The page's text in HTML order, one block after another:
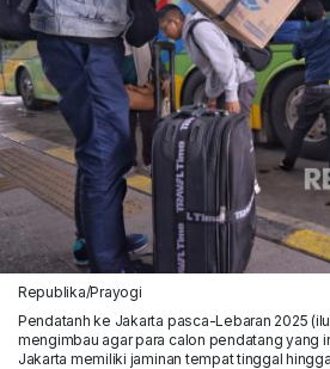
Republika/Prayogi
Pendatanh ke Jakarta pasca-Lebaran 2025
mengimbau agar para calon pendatang yang
Jakarta memiliki jaminan tempat tinggal